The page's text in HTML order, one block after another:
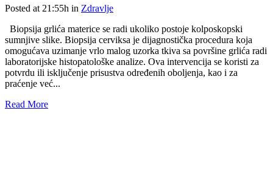
Posted at 21:55h in Zdravlje
Biopsija grlića materice se radi ukoliko postoje kolposkopski
sumnjive slike. Biopsija cerviksa je dijagnostička procedura koja
omogućava uzimanje vrlo malog uzorka tkiva sa površine grlića radi
laboratorijske histopatološke analize. Ova intervencija se koristi za
potvrdu ili isključenje prisustva određenih oboljenja, kao i za
praćenje već...
Read More